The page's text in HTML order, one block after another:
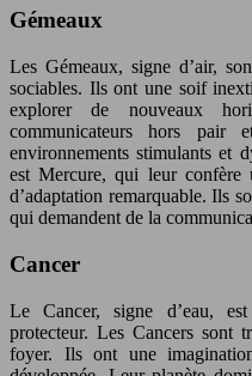
Gémeaux
Les Gémeaux, signe d’air,
sociables. Ils ont une soif
explorer de nouveaux
communicateurs hors pair
environnements stimulants et
est Mercure, qui leur confère
d’adaptation remarquable. Ils
qui demandent de la
Cancer
Le Cancer, signe d’eau,
protecteur. Les Cancers sont
foyer. Ils ont une